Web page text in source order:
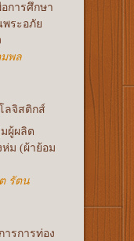
การศึกษา
พระอภัย
มพล
ลจิสติกส์
ผู้ผลิต
ห่ม (ผ้าย้อม
รัตน
ารการท่อง